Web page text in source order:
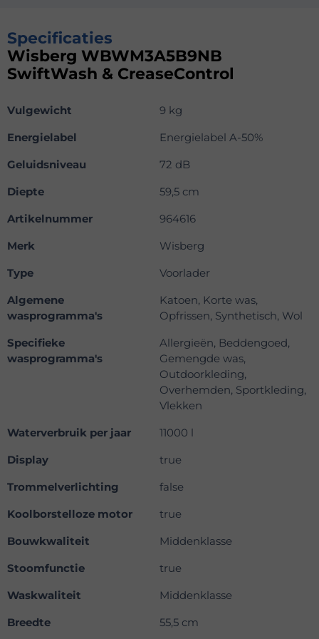
Specificaties
Wisberg WBWM3A5B9NB
SwiftWash & CreaseControl
Vulgewicht
9 kg
Energielabel
Energielabel A-50%
Geluidsniveau
72 dB
Diepte
59,5 cm
Artikelnummer
964616
Merk
Wisberg
Type
Voorlader
Algemene
wasprogramma's
Katoen, Korte was,
Opfrissen, Synthetisch, Wol
Specifieke
wasprogramma's
Allergieën, Beddengoed,
Gemengde was,
Outdoorkleding,
Overhemden, Sportkleding,
Vlekken
Waterverbruik per jaar
11000 l
Display
true
Trommelverlichting
false
Koolborstelloze motor
true
Bouwkwaliteit
Middenklasse
Stoomfunctie
true
Waskwaliteit
Middenklasse
Breedte
55,5 cm